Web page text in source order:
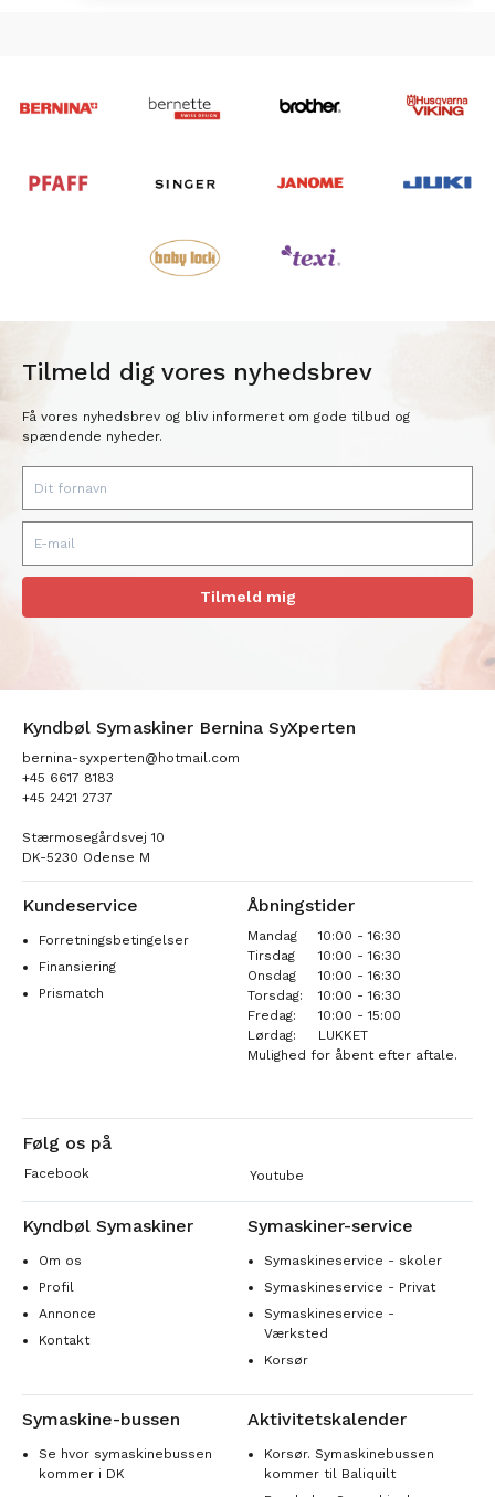
Tilmeld dig vores nyhedsbrev
Få vores nyhedsbrev og bliv informeret om gode tilbud og
spændende nyheder.
Tilmeld mig
Kyndbøl Symaskiner Bernina SyXperten
bernina-syxperten@hotmail.com
+45 6617 8183
+45 2421 2737
Stærmosegårdsvej 10
DK-5230 Odense M
Kundeservice
Forretningsbetingelser
Finansiering
Prismatch
Åbningstider
Mandag
10:00 - 16:30
Tirsdag
10:00 - 16:30
Onsdag
10:00 - 16:30
Torsdag:
10:00 - 16:30
Fredag:
10:00 - 15:00
Lørdag:
LUKKET
Mulighed for åbent efter aftale.
Følg os på
Facebook Youtube
Kyndbøl Symaskiner
Om os
Profil
Annonce
Kontakt
Symaskiner-service
Symaskineservice - skoler
Symaskineservice - Privat
Symaskineservice -
Værksted
Korsør
Symaskine-bussen
Se hvor symaskinebussen
kommer i DK
Aktivitetskalender
Korsør. Symaskinebussen
kommer til Baliquilt